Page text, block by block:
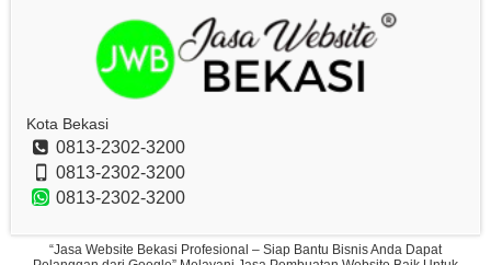
Kota Bekasi
0813-2302-3200
0813-2302-3200
0813-2302-3200
“Jasa Website Bekasi Profesional – Siap Bantu Bisnis Anda Dapat